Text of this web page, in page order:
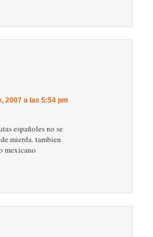
2007 a las 5:54 pm
españoles no se
mierda. tambien
mexicano